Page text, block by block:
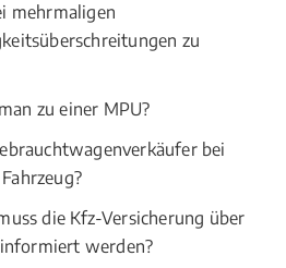
mehrmaligen
zu
zu einer MPU?
bei
die Kfz-Versicherung über
werden?